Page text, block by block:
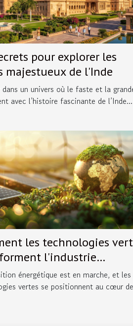
pour explorer les
majestueux de l'Inde
dans un univers où le faste et la
avec l’histoire fascinante de l’Inde...
les technologies
l'industrie
mondiale
énergétique est en marche, et les
vertes se positionnent au cœur